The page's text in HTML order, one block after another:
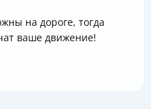
на дороге, тогда
ваше движение!